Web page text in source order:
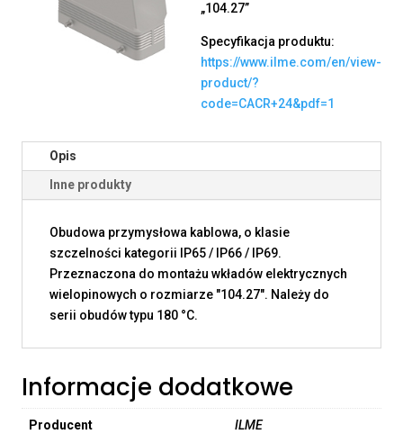
„104.27”
Specyfikacja produktu:
https://www.ilme.com/en/view-
product/?
code=CACR+24&pdf=1
Opis
Inne produkty
Obudowa przymysłowa kablowa, o klasie
szczelności kategorii IP65 / IP66 / IP69.
Przeznaczona do montażu wkładów elektrycznych
wielopinowych o rozmiarze "104.27". Należy do
serii obudów typu 180 °C.
Informacje dodatkowe
Producent ILME